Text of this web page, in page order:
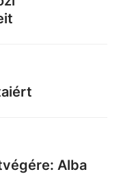
Alba